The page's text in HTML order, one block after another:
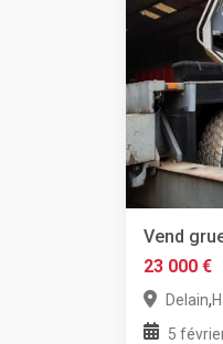
Vend
23 000 €
Delain,
5